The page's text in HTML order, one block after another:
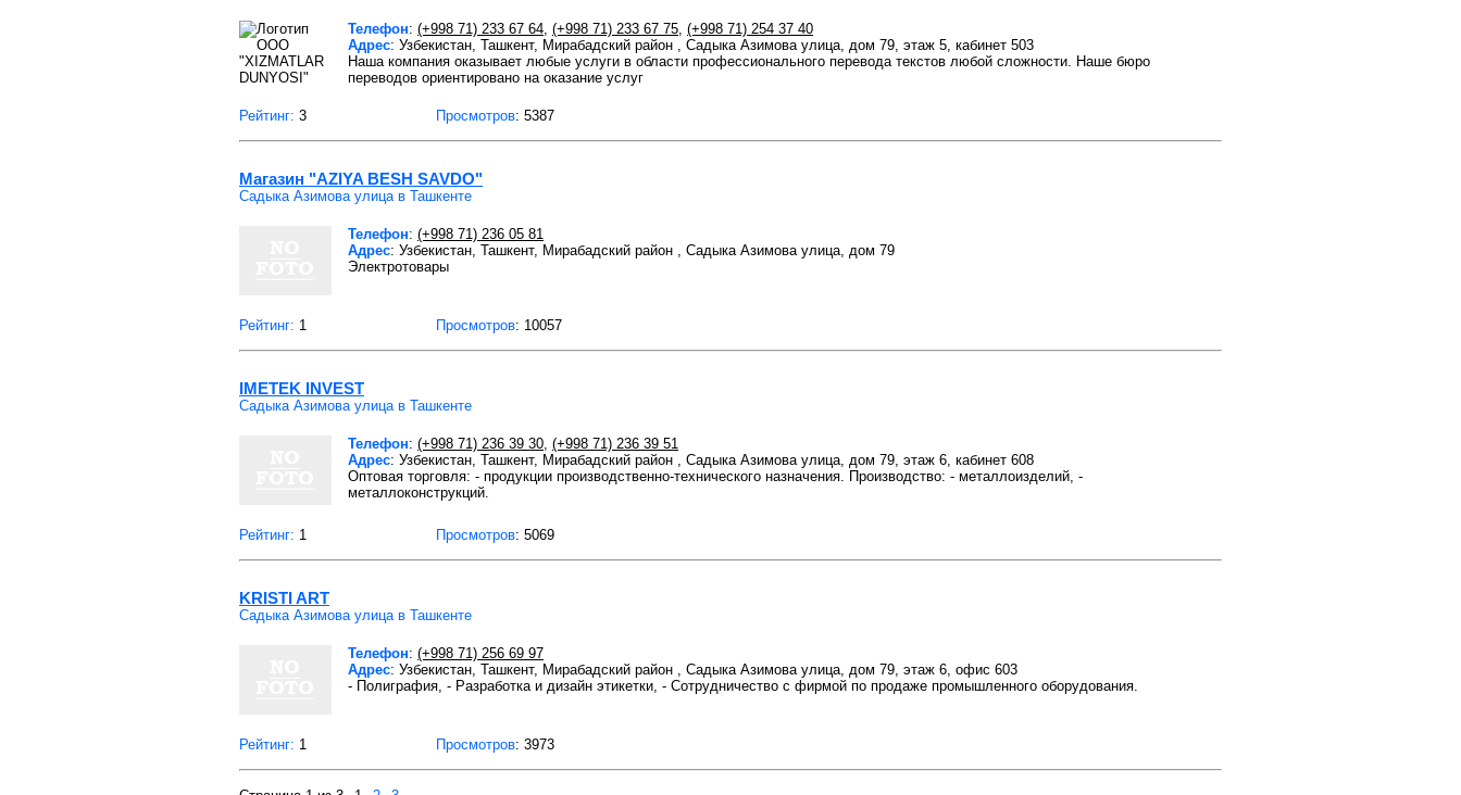
Телефон: (+998 71) 233 67 64, (+998 71) 233 67 75, (+998 71) 254 37 40
Адрес: Узбекистан, Ташкент, Мирабадский район , Садыка Азимова улица, дом 79, этаж 5, кабинет 503
Наша компания оказывает любые услуги в области профессионального перевода текстов любой сложности. Наше бюро
переводов ориентировано на оказание услуг
Рейтинг: 3 Просмотров: 5387
Магазин "AZIYA BESH SAVDO"
Садыка Азимова улица в Ташкенте
Телефон: (+998 71) 236 05 81
Адрес: Узбекистан, Ташкент, Мирабадский район , Садыка Азимова улица, дом 79
Электротовары
Рейтинг: 1 Просмотров: 10057
IMETEK INVEST
Садыка Азимова улица в Ташкенте
Телефон: (+998 71) 236 39 30, (+998 71) 236 39 51
Адрес: Узбекистан, Ташкент, Мирабадский район , Садыка Азимова улица, дом 79, этаж 6, кабинет 608
Оптовая торговля: - продукции производственно-технического назначения. Производство: - металлоизделий, -
металлоконструкций.
Рейтинг: 1 Просмотров: 5069
KRISTI ART
Садыка Азимова улица в Ташкенте
Телефон: (+998 71) 256 69 97
Адрес: Узбекистан, Ташкент, Мирабадский район , Садыка Азимова улица, дом 79, этаж 6, офис 603
- Полиграфия, - Разработка и дизайн этикетки, - Сотрудничество с фирмой по продаже промышленного оборудования.
Рейтинг: 1 Просмотров: 3973